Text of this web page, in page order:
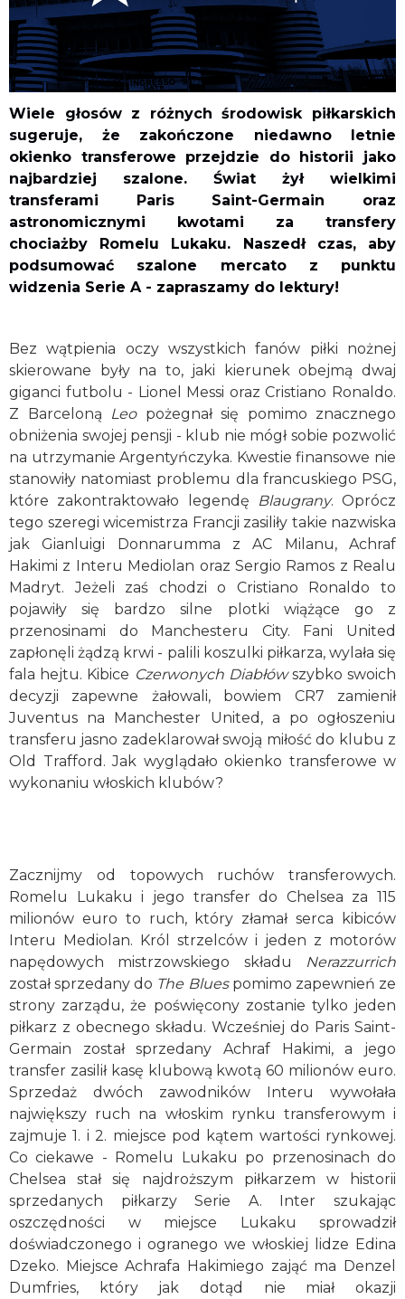
Wiele głosów z różnych środowisk piłkarskich
sugeruje, że zakończone niedawno letnie
okienko transferowe przejdzie do historii jako
najbardziej szalone. Świat żył wielkimi
transferami Paris Saint-Germain oraz
astronomicznymi kwotami za transfery
chociażby Romelu Lukaku. Naszedł czas, aby
podsumować szalone mercato z punktu
widzenia Serie A - zapraszamy do lektury!
Bez wątpienia oczy wszystkich fanów piłki nożnej
skierowane były na to, jaki kierunek obejmą dwaj
giganci futbolu - Lionel Messi oraz Cristiano Ronaldo.
Z Barceloną
Leopożegnał się pomimo znacznego
obniżenia swojej pensji - klub nie mógł sobie pozwolić
na utrzymanie Argentyńczyka. Kwestie finansowe nie
stanowiły natomiast problemu dla francuskiego PSG,
które zakontraktowało legendę
Blaugrany. Oprócz
tego szeregi wicemistrza Francji zasiliły takie nazwiska
jak Gianluigi Donnarumma z AC Milanu, Achraf
Hakimi z Interu Mediolan oraz Sergio Ramos z Realu
Madryt. Jeżeli zaś chodzi o Cristiano Ronaldo to
pojawiły się bardzo silne plotki wiążące go z
przenosinami do Manchesteru City. Fani United
zapłonęli żądzą krwi - palili koszulki piłkarza, wylała się
fala hejtu. Kibice Czerwonych Diabłówszybko swoich
decyzji zapewne żałowali, bowiem CR7 zamienił
Juventus na Manchester United, a po ogłoszeniu
transferu jasno zadeklarował swoją miłość do klubu z
Old Trafford. Jak wyglądało okienko transferowe w
wykonaniu włoskich klubów?
Zacznijmy od topowych ruchów transferowych.
Romelu Lukaku i jego transfer do Chelsea za 115
milionów euro to ruch, który złamał serca kibiców
Interu Mediolan. Król strzelców i jeden z motorów
napędowych mistrzowskiego składu
Nerazzurrich
został sprzedany do The Bluespomimo zapewnień ze
strony zarządu, że poświęcony zostanie tylko jeden
piłkarz z obecnego składu. Wcześniej do Paris Saint-
Germain został sprzedany Achraf Hakimi, a jego
transfer zasilił kasę klubową kwotą 60 milionów euro.
Sprzedaż dwóch zawodników Interu wywołała
największy ruch na włoskim rynku transferowym i
zajmuje 1. i 2. miejsce pod kątem wartości rynkowej.
Co ciekawe - Romelu Lukaku po przenosinach do
Chelsea stał się najdroższym piłkarzem w historii
sprzedanych piłkarzy Serie A. Inter szukając
oszczędności w miejsce Lukaku sprowadził
doświadczonego i ogranego we włoskiej lidze Edina
Dzeko. Miejsce Achrafa Hakimiego zająć ma Denzel
Dumfries, który jak dotąd nie miał okazji